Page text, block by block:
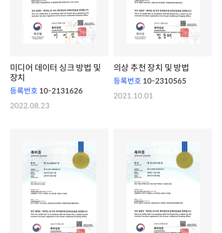
미디어 데이터 싱크 방법 및
장치
등록번호 10-2131626
2022.08.23
의상 추천 장치 및 방법
등록번호 10-2310565
2021.10.01